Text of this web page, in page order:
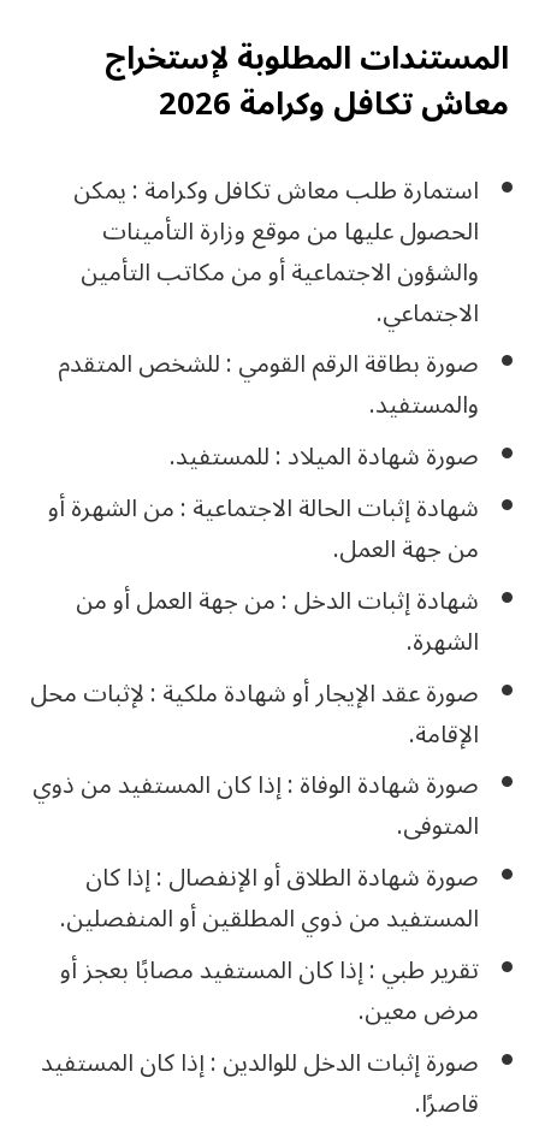
المستندات المطلوبة لإستخراج
معاش تكافل وكرامة 2026
استمارة طلب معاش تكافل وكرامة : يمكن
الحصول عليها من موقع وزارة التأمينات
والشؤون الاجتماعية أو من مكاتب التأمين
الاجتماعي.
صورة بطاقة الرقم القومي : للشخص المتقدم
والمستفيد.
صورة شهادة الميلاد : للمستفيد.
شهادة إثبات الحالة الاجتماعية : من الشهرة أو
من جهة العمل.
شهادة إثبات الدخل : من جهة العمل أو من
الشهرة.
صورة عقد الإيجار أو شهادة ملكية : لإثبات محل
الإقامة.
صورة شهادة الوفاة : إذا كان المستفيد من ذوي
المتوفى.
صورة شهادة الطلاق أو الإنفصال : إذا كان
المستفيد من ذوي المطلقين أو المنفصلين.
تقرير طبي : إذا كان المستفيد مصابًا بعجز أو
مرض معين.
صورة إثبات الدخل للوالدين : إذا كان المستفيد
قاصرًا.